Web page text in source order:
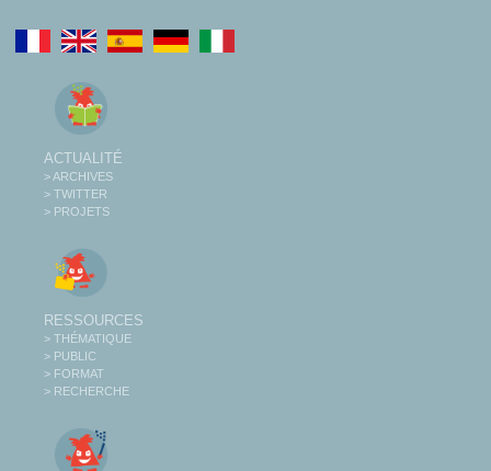
ACTUALITÉ
> ARCHIVES
> TWITTER
> PROJETS
RESSOURCES
> THÉMATIQUE
> PUBLIC
> FORMAT
> RECHERCHE